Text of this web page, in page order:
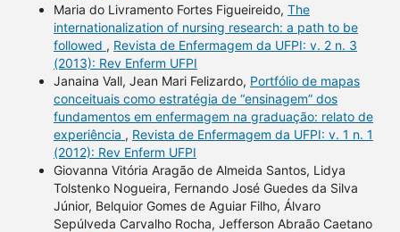
Maria do Livramento Fortes Figueireido, The
internationalization of nursing research: a path to be
followed , Revista de Enfermagem da UFPI: v. 2 n. 3
(2013): Rev Enferm UFPI
Janaina Vall, Jean Mari Felizardo, Portfólio de mapas
conceituais como estratégia de “ensinagem” dos
fundamentos em enfermagem na graduação: relato de
experiência , Revista de Enfermagem da UFPI: v. 1 n. 1
(2012): Rev Enferm UFPI
Giovanna Vitória Aragão de Almeida Santos, Lidya
Tolstenko Nogueira, Fernando José Guedes da Silva
Júnior, Belquior Gomes de Aguiar Filho, Álvaro
Sepúlveda Carvalho Rocha, Jefferson Abraão Caetano